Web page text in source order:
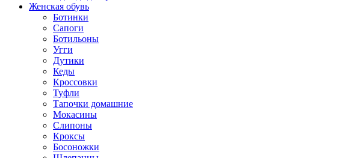
Женская обувь
Ботинки
Сапоги
Ботильоны
Угги
Дутики
Кеды
Кроссовки
Туфли
Тапочки домашние
Мокасины
Слипоны
Кроксы
Босоножки